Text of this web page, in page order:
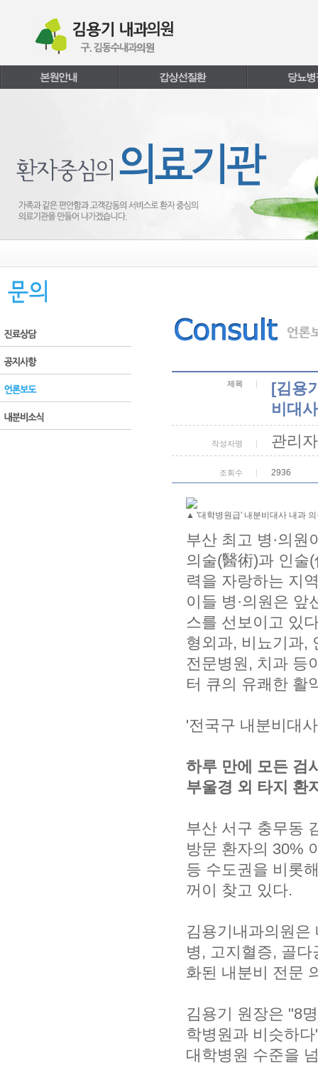
제목
[김용
비대
작성자명 관리자
조회수 2936
▲ '대학병원급' 내분비대사 내과
부산 최고 병·의원
의술(醫術)과 인술
력을 자랑하는 지
이들 병·의원은
스를 선보이고 있
형외과, 비뇨기과,
전문병원, 치과 등
터 큐의 유쾌한 활
'전국구 내분비대
하루 만에 모든 검
부울경 외 타지 환
부산 서구 충무동
방문 환자의 30%
등 수도권을 비롯
꺼이 찾고 있다.
김용기내과의원은
병, 고지혈증, 골
화된 내분비 전문
김용기 원장은 "8
학병원과 비슷하
대학병원 수준을